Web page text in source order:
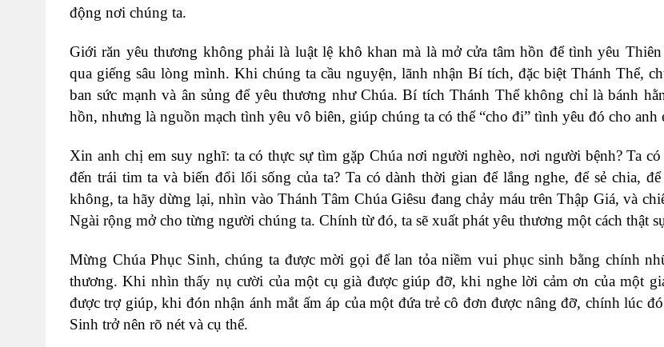
động nơi chúng ta.
Giới răn yêu thương không phải là luật lệ khô khan mà là mở cửa tâm hồn để tình yêu
qua giếng sâu lòng mình. Khi chúng ta cầu nguyện, lãnh nhận Bí tích, đặc biệt Thánh Thể,
ban sức mạnh và ân sủng để yêu thương như Chúa. Bí tích Thánh Thể không chỉ là bánh
hồn, nhưng là nguồn mạch tình yêu vô biên, giúp chúng ta có thể “cho đi” tình yêu đó cho anh
Xin anh chị em suy nghĩ: ta có thực sự tìm gặp Chúa nơi người nghèo, nơi người bệnh? Ta có
đến trái tim ta và biến đổi lối sống của ta? Ta có dành thời gian để lắng nghe, để sẻ chia, để
không, ta hãy dừng lại, nhìn vào Thánh Tâm Chúa Giêsu đang chảy máu trên Thập Giá, và
Ngài rộng mở cho từng người chúng ta. Chính từ đó, ta sẽ xuất phát yêu thương một cách thật
Mừng Chúa Phục Sinh, chúng ta được mời gọi để lan tỏa niềm vui phục sinh bằng chính
thương. Khi nhìn thấy nụ cười của một cụ già được giúp đỡ, khi nghe lời cảm ơn của một
được trợ giúp, khi đón nhận ánh mắt ấm áp của một đứa trẻ cô đơn được nâng đỡ, chính lúc
Sinh trở nên rõ nét và cụ thể.